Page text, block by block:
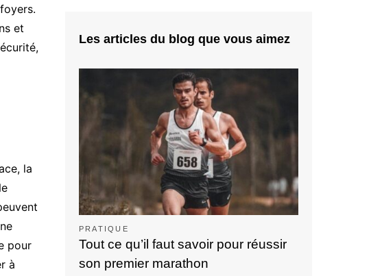
et
la
pour
à
Les articles du blog que vous aimez
PRATIQUE
Tout ce qu’il faut savoir pour réussir
son premier marathon